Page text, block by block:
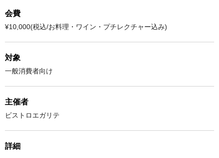
会費
¥10,000(税込/お料理・ワイン・プチレクチャー込み)
対象
一般消費者向け
主催者
ビストロエガリテ
詳細